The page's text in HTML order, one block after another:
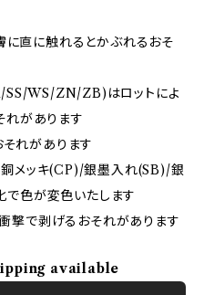
に直に触れるとかぶれるおそ
SS/WS/ZN/ZB)はロットによ
れがあります
れがあります
メッキ(CP)/銀墨入れ(SB)/銀
色が変色いたします
撃で剥げるおそれがあります
available